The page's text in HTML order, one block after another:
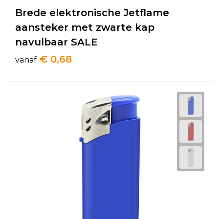
Brede elektronische Jetflame
aansteker met zwarte kap
navulbaar SALE
vanaf € 0,68